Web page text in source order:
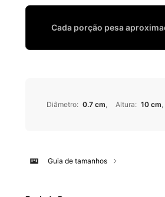
Cada porção pesa
Diâmetro: 0.7 cm Altura: 10 cm
Guia de tamanhos